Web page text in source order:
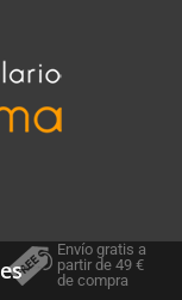
Envío gratis a
partir de 49 €
de compra